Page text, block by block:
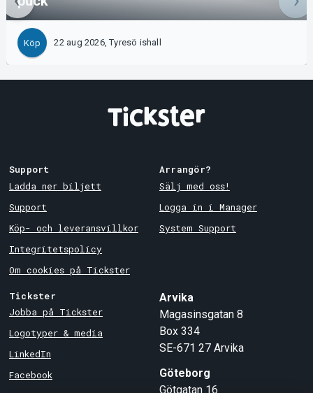
Köp 22 aug 2026, Tyresö ishall
Support
Ladda ner biljett
Support
Köp- och leveransvillkor
Integritetspolicy
Om cookies på Tickster
Arrangör?
Sälj med oss!
Logga in i Manager
System Support
Tickster
Jobba på Tickster
Logotyper & media
LinkedIn
Facebook
Arvika
Magasinsgatan 8
Box 334
SE-671 27 Arvika
Göteborg
Götgatan 16